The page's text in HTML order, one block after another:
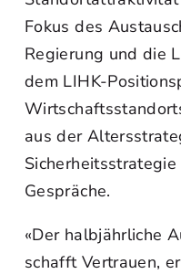
Fokus des
Regierung und die
dem LIHK-
aus der
Gespräche.
«Der halbjährliche
schafft Vertrauen,